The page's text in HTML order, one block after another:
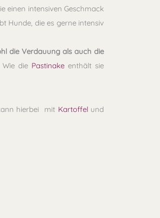
einen intensiven Geschmack
Hunde, die es gerne intensiv
die Verdauung als auch die
die Pastinake enthält sie
hierbei mit Kartoffelund